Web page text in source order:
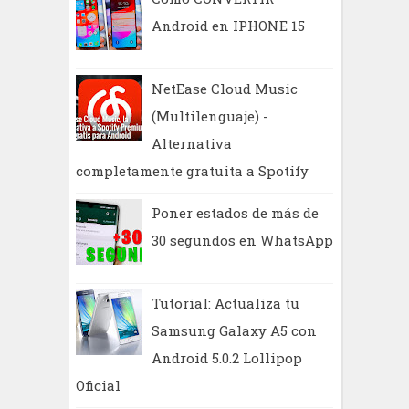
Android en IPHONE 15
NetEase Cloud Music
(Multilenguaje) -
Alternativa
completamente gratuita a Spotify
Poner estados de más de
30 segundos en WhatsApp
Tutorial: Actualiza tu
Samsung Galaxy A5 con
Android 5.0.2 Lollipop
Oficial